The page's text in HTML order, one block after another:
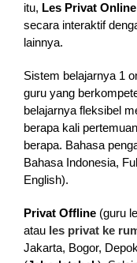
itu, Les Privat Online
secara interaktif
lainnya.
Sistem belajarnya 1
guru yang
belajarnya fleksibel
berapa kali
berapa. Bahasa
Bahasa Indonesia,
English).
Privat Offline(guru
ataules privat ke
Jakarta, Bogor,